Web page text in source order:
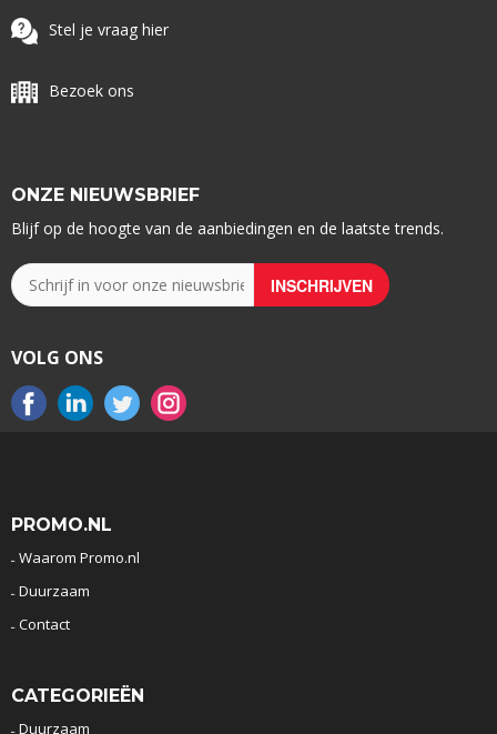
Stel je vraag hier
Bezoek ons
ONZE NIEUWSBRIEF
Blijf op de hoogte van de aanbiedingen en de laatste trends.
VOLG ONS
PROMO.NL
Waarom Promo.nl
Duurzaam
Contact
CATEGORIEËN
Duurzaam